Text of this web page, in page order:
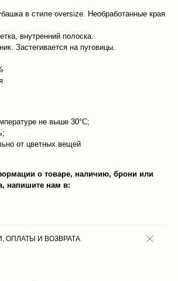
в стиле oversize. Необработанные края
внутренний полоска.
Застегивается на пуговицы.
не выше 30°C;
от цветных вещей
о товаре, наличию, брони или
напишите нам в:
ОПЛАТЫ И ВОЗВРАТА